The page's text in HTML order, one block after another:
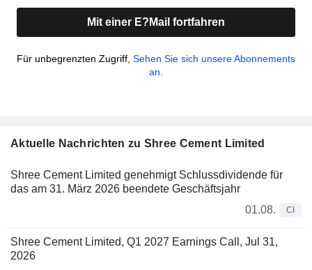
Mit einer E?Mail fortfahren
Für unbegrenzten Zugriff, Sehen Sie sich unsere Abonnements
an.
Aktuelle Nachrichten zu Shree Cement Limited
Shree Cement Limited genehmigt Schlussdividende für
das am 31. März 2026 beendete Geschäftsjahr
01.08.
CI
Shree Cement Limited, Q1 2027 Earnings Call, Jul 31,
2026